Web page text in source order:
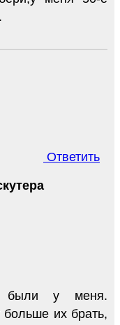
Ответить
были у меня.
их брать,